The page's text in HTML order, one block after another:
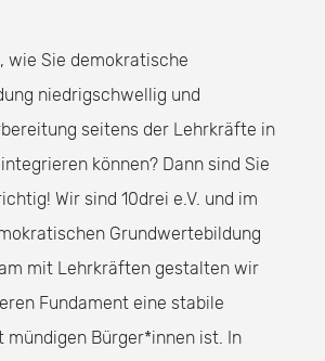
wie Sie demokratische
niedrigschwellig und
seitens der Lehrkräfte in
können? Dann sind Sie
Wir sind 10drei e.V. und im
Grundwertebildung
mit Lehrkräften gestalten wir
Fundament eine stabile
mündigen Bürger*innen ist. In